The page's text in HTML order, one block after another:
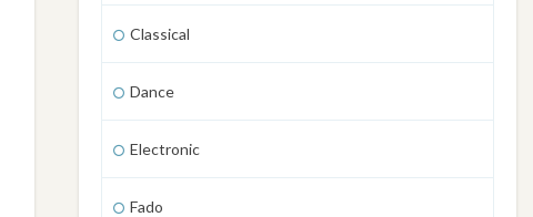
Classical
Dance
Electronic
Fado